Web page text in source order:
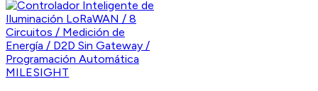
MILESIGHT